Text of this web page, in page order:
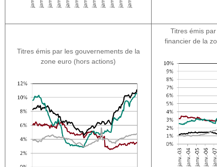
Titres émis par les gouvernements de la
zone euro (hors actions)
Titres émis
financier de la